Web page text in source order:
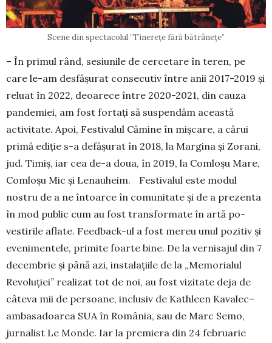
Scene din spectacolul ”Tinerețe fără bătrânețe”
– În primul rând, sesiunile de cercetare în teren, pe
care le-am desfășurat consecutiv între anii 2017-2019 și
reluat în 2022, deoarece între 2020-2021, din cauza
pandemiei, am fost fortați să suspendăm această
activitate. Apoi, Festivalul Cămine în miș­care, a cărui
primă ediție s-a defășurat în 2018, la Margina și Zorani,
jud. Timiș, iar cea de-a doua, în 2019, la Comloșu Mare,
Comloșu Mic și Le­nauheim. Festivalul este modul
nostru de a ne în­toarce în comunitate și de a prezenta
în mod public cum au fost trans­formate în artă po­
vestirile aflate. Feed­back-ul a fost mereu unul pozitiv și
eve­nimentele, primite foarte bine. De la vernisajul din 7
de­cembrie și până azi, instalațiile de la „Me­morialul
Revo­luției” realizat tot de noi, au fost vizitate deja de
câteva mii de persoane, inclusiv de Kathleen Kavalec–
ambasadoarea SUA în România, sau de Marc Semo,
jurnalist Le Monde. Iar la pre­miera din 24 februa­rie